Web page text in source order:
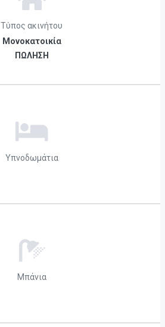
Τύπος ακινήτου
Μονοκατοικία
ΠΩΛΗΣΗ
Υπνοδωμάτια
Μπάνια